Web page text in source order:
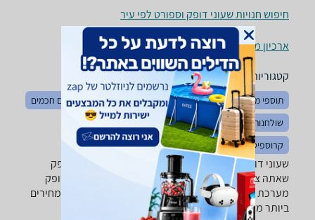
חיפוש חנויות שעוני דופק וספורט לפי עיר
ארכיון מוצרים
קטגוריות משלימות
תוספי מזון לספורטאים לחץ דם ודופק ויטמינים
שעונים חכמים
שולחנות משחק
שעוני יד כדורסל ואביזרים
אופניים
קרוספיט
כדורגל
שעוני דופק וספורט - ‏27 ‏מ"מ רוצה למצוא את שעון הדופק
שאתה צריך? רק בזאפ תמצא מאות ביקורות על שעוני דופק
מערכת סינון מתקדמת לפי יצרן , תכונות ועוד, השוואת מחירים
ביותר מאלף חנויות פנאי וספורט ותקבל החלטה חכמה!